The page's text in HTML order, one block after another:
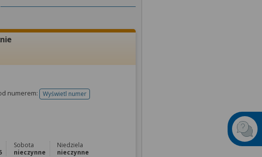
numerem: Wyświetl numertelefonu do rejestracji
Sobota
nieczynne
Niedziela
nieczynne